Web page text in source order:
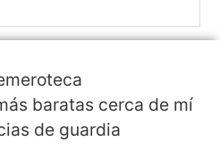
baratas cerca de mí
de guardia